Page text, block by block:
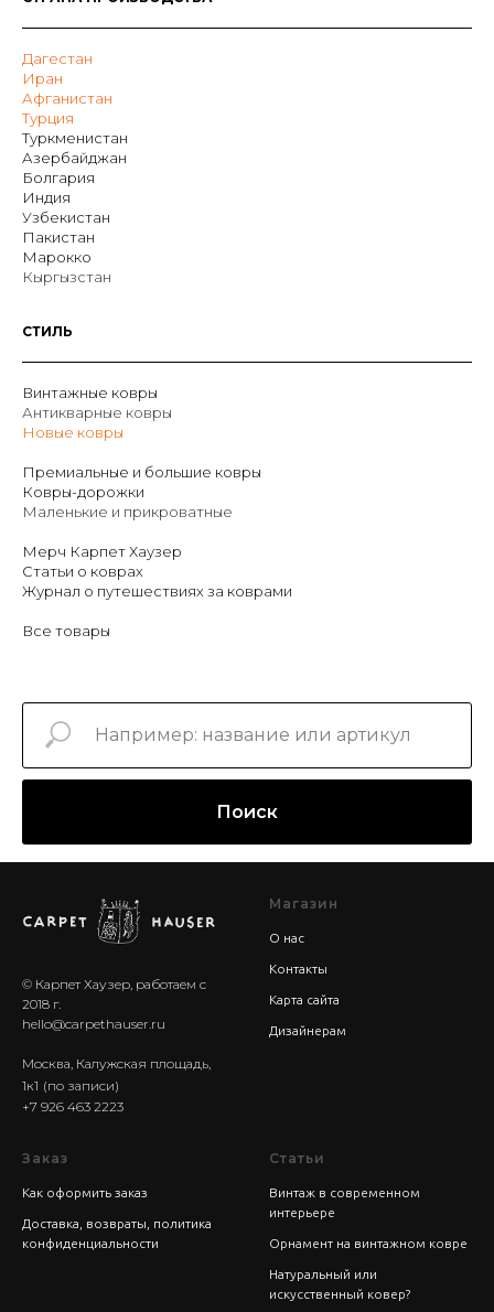
Дагестан
Иран
Афганистан
Турция
Туркменистан
Азербайджан
Болгария
Индия
Узбекистан
Пакистан
Марокко
Кыргызстан
СТИЛЬ
Винтажные ковры
Антикварные ковры
Новые ковры
Премиальные и большие ковры
Ковры-дорожки
Маленькие и прикроватные
Мерч Карпет Хаузер
Статьи о коврах
Журнал о путешествиях за коврами
Все товары
Поиск
© Карпет Хаузер, работаем с
2018 г.
hello@carpethauser.ru
Москва, Калужская площадь,
1к1 (по записи)
+7 926 463 2223
Магазин
О нас
Контакты
Карта сайта
Дизайнерам
Заказ
Как оформить заказ
Доставка, возвраты, политика
конфиденциальности
Статьи
Винтаж в современном
интерьере
Орнамент на винтажном ковре
Натуральный или
искусственный ковер?